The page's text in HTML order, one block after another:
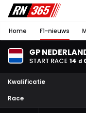
Home F1-nieuws
GP
START RACE 14 d
Kwalificatie
Race